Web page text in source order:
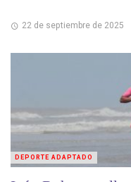
22 de septiembre de 2025
DEPORTE ADAPTADO